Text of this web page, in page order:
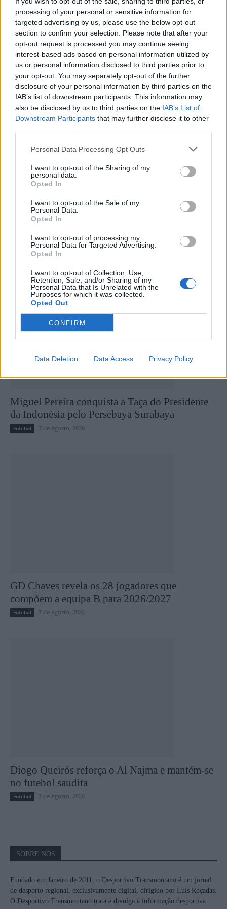
processing of your personal or sensitive information for
targeted advertising by us, please use the below opt-out
section to confirm your selection. Please note that after your
opt-out request is processed you may continue seeing
interest-based ads based on personal information utilized by
us or personal information disclosed to third parties prior to
your opt-out. You may separately opt-out of the further
disclosure of your personal information by third parties on the
IAB’s list of downstream participants. This information may
also be disclosed by us to third parties on the IAB’s List of
Downstream Participants that may further disclose it to other
Personal Data Processing Opt Outs
I want to opt-out of the Sharing of my
personal data.
Opted In
I want to opt-out of the Sale of my
Personal Data.
Opted In
I want to opt-out of processing my
Personal Data for Targeted Advertising.
Opted In
I want to opt-out of Collection, Use,
Retention, Sale, and/or Sharing of my
Personal Data that Is Unrelated with the
Purposes for which it was collected.
Opted Out
CONFIRM
Data Deletion Data Access Privacy Policy
Com este empate, o Chaves soma agora sete pontos, ocupando a
sétima posição da tabela, enquanto o Feirense segue em quinto
lugar, com oito pontos.
Foto: GD Chaves
Artigo anterior
e classificação dos jogos da
2ª jornada da Divisão de Honra
Próximo artigo
Pedras Salgadas vence dérbi
frente ao Sabroso
Últimas notícias
Miguel Pereira conquista a Taça do Presidente
da Indonésia pelo Persebaya Surabaya
Futebol 7 de Agosto, 2026
GD Chaves revela os 28 jogadores que
compõem a equipa B para 2026/2027
Futebol 7 de Agosto, 2026
Diogo Queirós reforça o Al Najma e mantém-se
no futebol saudita
Futebol 7 de Agosto, 2026
SOBRE NÓS
Fundado em Janeiro de 2011, o Desportivo Transmontano é um jornal
de desporto regional, exclusivamente digital, dirigido por Luís Roçadas.
O Desportivo Transmontano trata e divulga a informação desportiva